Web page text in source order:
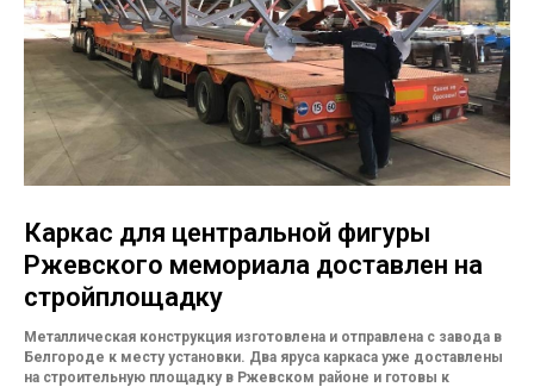
Каркас для центральной фигуры
Ржевского мемориала доставлен на
стройплощадку
Металлическая конструкция изготовлена и отправлена с завода в
Белгороде к месту установки. Два яруса каркаса уже доставлены
на строительную площадку в Ржевском районе и готовы к